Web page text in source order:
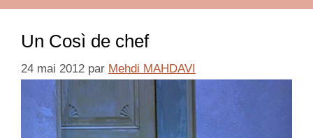
Un Così de chef
24 mai 2012 par Mehdi MAHDAVI